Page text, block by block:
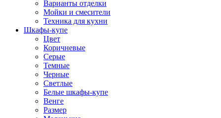
Варианты отделки
Мойки и смесители
Техника для кухни
Шкафы-купе
Цвет
Коричневые
Серые
Темные
Черные
Светлые
Белые шкафы-купе
Венге
Размер